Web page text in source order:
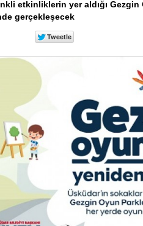
etkinliklerin yer aldığı
gerçekleşecek